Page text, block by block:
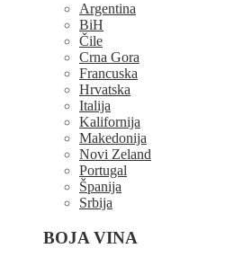
Argentina
BiH
Čile
Crna Gora
Francuska
Hrvatska
Italija
Kalifornija
Makedonija
Novi Zeland
Portugal
Španija
Srbija
BOJA VINA